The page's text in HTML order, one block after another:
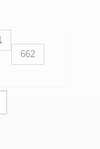
662